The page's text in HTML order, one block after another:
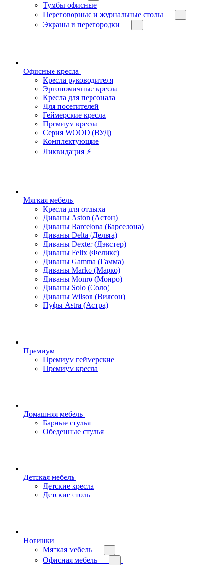
Тумбы офисные
Переговорные и журнальные столы
Экраны и перегородки
Офисные кресла
Кресла руководителя
Эргономичные кресла
Кресла для персонала
Для посетителей
Геймерские кресла
Премиум кресла
Серия WOOD (ВУД)
Комплектующие
Ликвидация ⚡
Мягкая мебель
Кресла для отдыха
Диваны Aston (Астон)
Диваны Barcelona (Барселона)
Диваны Delta (Дельта)
Диваны Dexter (Дэкстер)
Диваны Felix (Феликс)
Диваны Gamma (Гамма)
Диваны Marko (Марко)
Диваны Monro (Монро)
Диваны Solo (Соло)
Диваны Wilson (Вилсон)
Пуфы Astra (Астра)
Премиум
Премиум геймерские
Премиум кресла
Домашняя мебель
Барные стулья
Обеденные стулья
Детская мебель
Детские кресла
Детские столы
Новинки
Мягкая мебель
Офисная мебель